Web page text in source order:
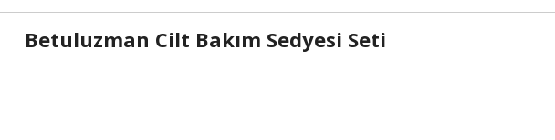
Betuluzman Cilt Bakım Sedyesi Seti